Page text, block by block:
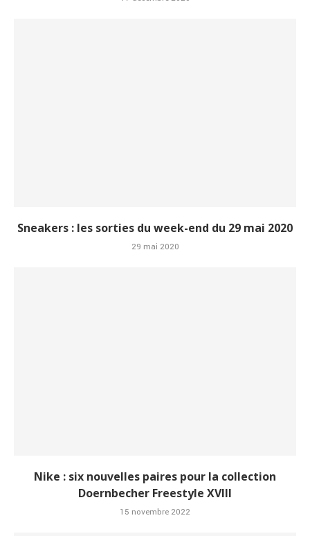
Sneakers : les sorties du week-end du 29 mai 2020
29 mai 2020
Nike : six nouvelles paires pour la collection
Doernbecher Freestyle XVIII
15 novembre 2022